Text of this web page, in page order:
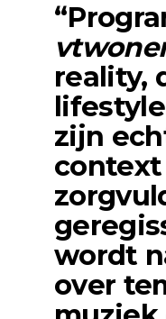
reality,
zijn
wordt
over